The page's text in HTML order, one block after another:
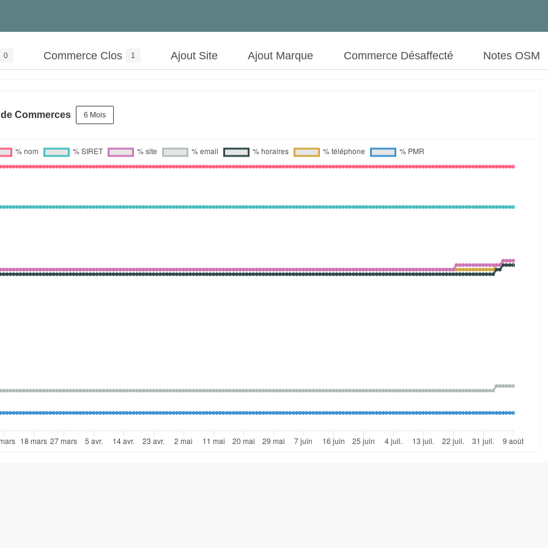
0 Commerce Clos 1 Ajout Site Ajout Marque Commerce Désaffecté Notes OSM
Commerces 6 Mois